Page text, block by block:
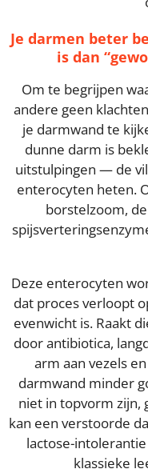
Je darmen beter
is dan
Om te begrijpen
andere geen
je darmwand te
dunne darm is
uitstulpingen — de
enterocyten heten.
borstelzoom,
Deze enterocyten
dat proces verloopt
evenwicht is. Raakt
door antibiotica,
arm aan vezels
darmwand minder
niet in topvorm zijn,
kan een verstoorde
lactose-
klassieke